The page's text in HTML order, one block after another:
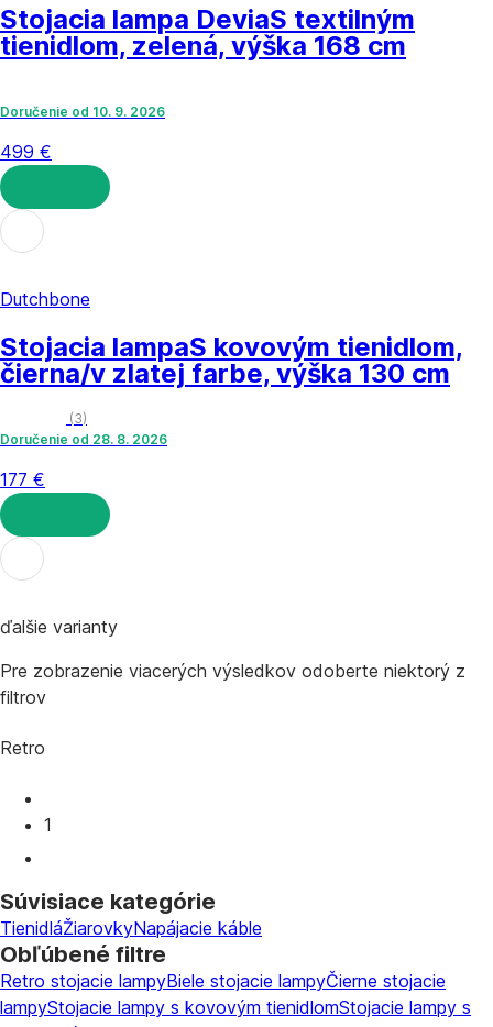
Stojacia lampa DeviaS textilným
tienidlom, zelená, výška 168 cm
Doručenie od 10. 9. 2026
499 €
DO KOŠÍKA
Dutchbone
Stojacia lampaS kovovým tienidlom,
čierna/v zlatej farbe, výška 130 cm
(3)
Doručenie od 28. 8. 2026
177 €
DO KOŠÍKA
ďalšie varianty
Pre zobrazenie viacerých výsledkov odoberte niektorý z
filtrov
Retro
1
Súvisiace kategórie
TienidláŽiarovkyNapájacie káble
Obľúbené filtre
Retro stojacie lampyBiele stojacie lampyČierne stojacie
lampyStojacie lampy s kovovým tienidlomStojacie lampy s